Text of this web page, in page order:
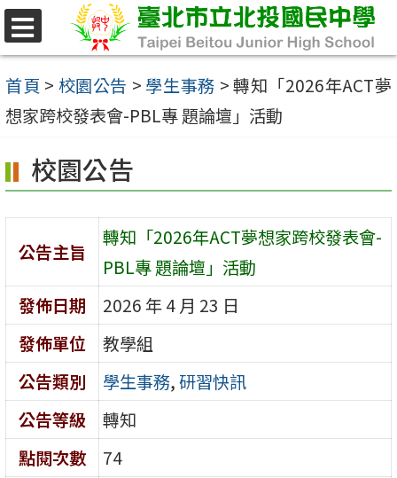
跳
至
主
要
容
區
首頁 > 校園公告 > 學生事務 >轉知「2026年ACT夢
想家跨校發表會-PBL專 題論壇」活動
校園公告
公告主旨
轉知「2026年ACT夢想家跨校發表會-
PBL專 題論壇」活動
發佈日期
2026 年 4 月 23 日
發佈單位
教學組
公告類別
學生事務,研習快訊
公告等級
轉知
點閱次數
74
選
單